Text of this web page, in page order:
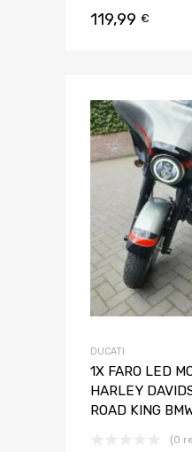
119,99 €
DUCATI
1X FARO LED
HARLEY
ROAD KING
(0